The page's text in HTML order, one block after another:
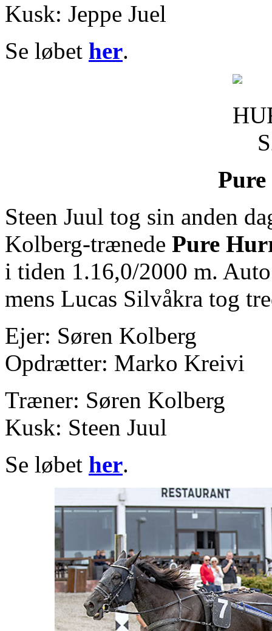
Kusk: Jeppe Juel
Se løbet her.
Steen Juul tog sin anden
Kolberg-trænede Pure
i tiden 1.16,0/2000 m.
mens Lucas Silvåkra tog
Ejer: Søren Kolberg
Opdrætter: Marko Kreivi
Træner: Søren Kolberg
Kusk: Steen Juul
Se løbet her.